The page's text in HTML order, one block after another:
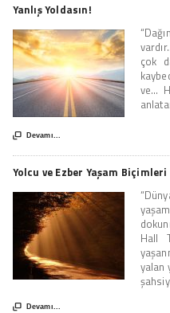
Yanlış Yoldasın!
çok
ve...
 Devamı...
Yolcu ve Ezber Yaşam Biçimleri
Hall
yalan
 Devamı...